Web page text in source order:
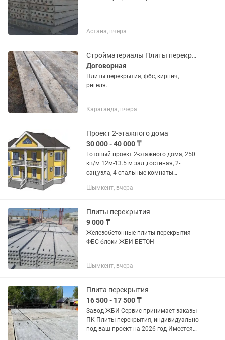
Астана, вчера
Стройматериалы Плиты перекрытия
Договорная
Плиты перекрытия, фбс, кирпич,
ригеля.
Караганда, вчера
Проект 2-этажного дома
30 000 - 40 000 ₸
Готовый проект 2-этажного дома, 250
кв/м 12м-13.5 м зал ,гостиная, 2-
сан,узла, 4 спальные комнаты
пятую спальную,полный проект с
кирпичей,кубатуры...
Шымкент, вчера
Плиты перекрытия
9 000 ₸
Железобетонные плиты перекрытия
ФБС блоки ЖБИ БЕТОН
Шымкент, вчера
Плита перекрытия
16 500 - 17 500 ₸
Завод ЖБИ Сервис принимает заказы
ПК Плиты перекрытия, индивидуально
под ваш проект на 2026 год Имеется